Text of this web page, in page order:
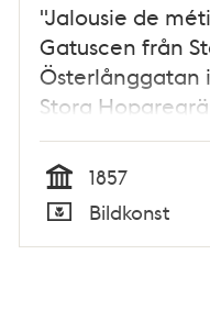
"Jalousie de
Gatuscen från
Österlånggatan
Stora
Tid
1857
Typ
Bildkonst